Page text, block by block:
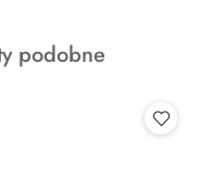
podobne